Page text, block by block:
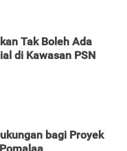
Tak Boleh Ada
di Kawasan PSN
bagi Proyek